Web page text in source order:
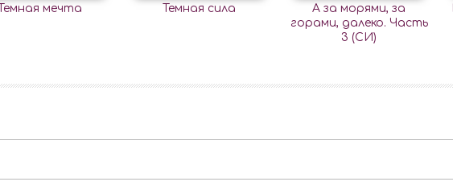
Темная мечта Темная сила
А за морями, за
горами, далеко. Часть
3 (СИ)